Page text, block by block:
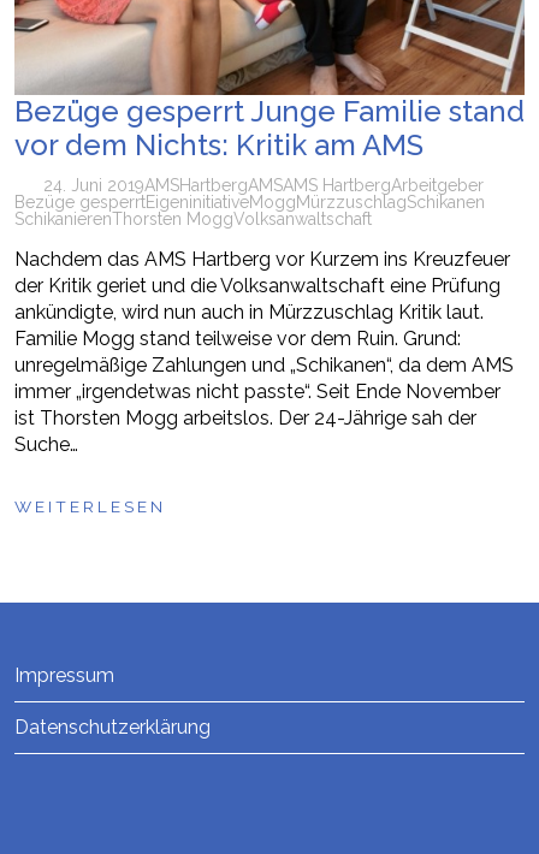
Bezüge gesperrt Junge Familie stand
vor dem Nichts: Kritik am AMS
24. Juni 2019AMSHartbergAMSAMS HartbergArbeitgeber
Bezüge gesperrtEigeninitiativeMoggMürzzuschlagSchikanen
SchikanierenThorsten MoggVolksanwaltschaft
Nachdem das AMS Hartberg vor Kurzem ins Kreuzfeuer
der Kritik geriet und die Volksanwaltschaft eine Prüfung
ankündigte, wird nun auch in Mürzzuschlag Kritik laut.
Familie Mogg stand teilweise vor dem Ruin. Grund:
unregelmäßige Zahlungen und „Schikanen“, da dem AMS
immer „irgendetwas nicht passte“. Seit Ende November
ist Thorsten Mogg arbeitslos. Der 24-Jährige sah der
Suche…
WEITERLESEN
Impressum
Datenschutzerklärung